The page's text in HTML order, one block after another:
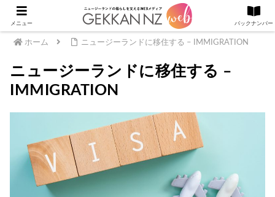
ホーム ニュージーランドに移住する – IMMIGRATION
ニュージーランドに移住する –
IMMIGRATION
メニュー バックナンバー